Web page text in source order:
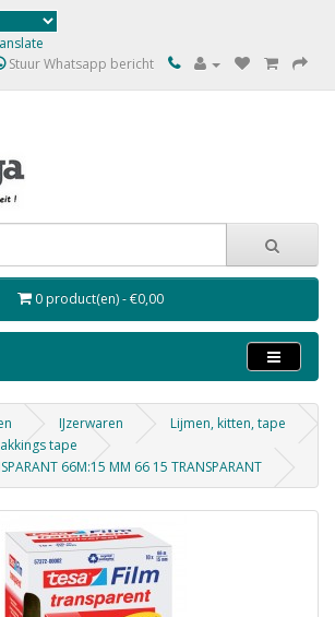
Stuur Whatsapp bericht
0 product(en) - €0,00
IJzerwaren
Lijmen, kitten, tape
tape
66M:15 MM 66 15 TRANSPARANT